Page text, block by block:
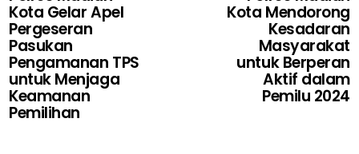
Kota Gelar Apel
Pergeseran
Pasukan
Pengamanan TPS
untuk Menjaga
Keamanan
Pemilihan
Kota Mendorong
Kesadaran
Masyarakat
untuk Berperan
Aktif dalam
Pemilu 2024